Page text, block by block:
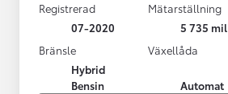
Registrerad
07-2020
Mätarställning
5 735 mil
Bränsle
Hybrid
Bensin
Växellåda
Automat